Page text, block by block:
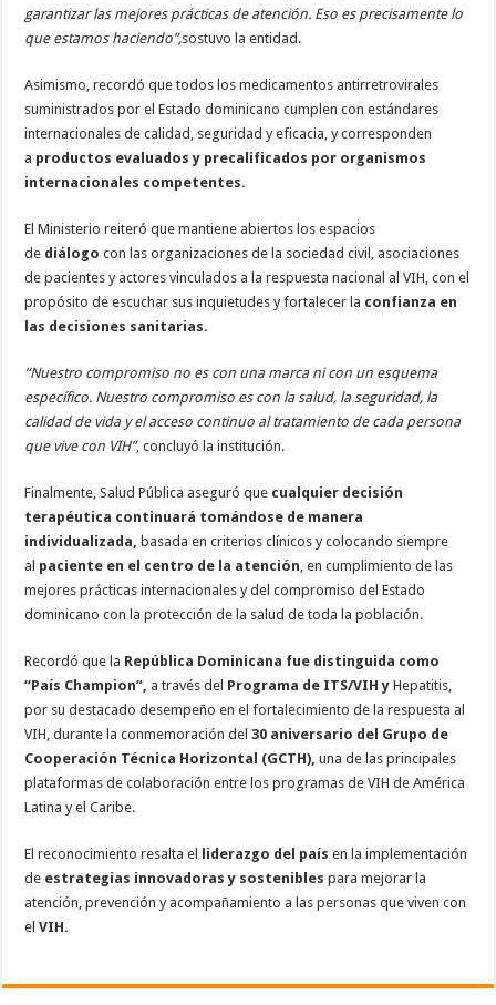
garantizar las mejores prácticas de atención. Eso es precisamente lo
que estamos haciendo”,sostuvo la entidad.
Asimismo, recordó que todos los medicamentos antirretrovirales
suministrados por el Estado dominicano cumplen con estándares
internacionales de calidad, seguridad y eficacia, y corresponden
a productos evaluados y precalificados por organismos
internacionales competentes.
El Ministerio reiteró que mantiene abiertos los espacios
de diálogo con las organizaciones de la sociedad civil, asociaciones
de pacientes y actores vinculados a la respuesta nacional al VIH, con el
propósito de escuchar sus inquietudes y fortalecer la confianza en
las decisiones sanitarias.
“Nuestro compromiso no es con una marca ni con un esquema
específico. Nuestro compromiso es con la salud, la seguridad, la
calidad de vida y el acceso continuo al tratamiento de cada persona
que vive con VIH”, concluyó la institución.
Finalmente, Salud Pública aseguró que cualquier decisión
terapéutica continuará tomándose de manera
individualizada,
basada en criterios clínicos y colocando siempre
al paciente en el centro de la atención , en cumplimiento de las
mejores prácticas internacionales y del compromiso del Estado
dominicano con la protección de la salud de toda la población.
Recordó que la República Dominicana fue distinguida como
“País Champion”, a través del Programa de ITS/VIH y Hepatitis,
por su destacado desempeño en el fortalecimiento de la respuesta al
VIH, durante la conmemoración del30 aniversario del Grupo de
Cooperación Técnica Horizontal (GCTH), una de las principales
plataformas de colaboración entre los programas de VIH de América
Latina y el Caribe.
El reconocimiento resalta el liderazgo del país en la implementación
de estrategias innovadoras y sosteniblespara mejorar la
atención, prevención y acompañamiento a las personas que viven con
el VIH.